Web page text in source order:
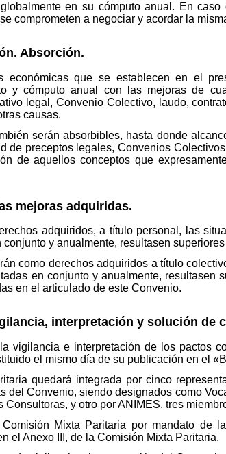
en su cómputo anual. En
comprometen a negociar y acordar la
Absorción.
económicas que se establecen en el
y cómputo anual con las mejoras de
legal, Convenio Colectivo, laudo,
causas.
serán absorbibles, hasta donde
de preceptos legales, Convenios
de aquellos conceptos que
mejoras adquiridas.
adquiridos, a título personal, las
y anualmente, resultasen
como derechos adquiridos a título
en conjunto y anualmente, resultasen
en el articulado de este Convenio.
interpretación y solución de
vigilancia e interpretación de los pactos
el mismo día de su publicación en el
quedará integrada por cinco
del Convenio, siendo designados como
y otro por ANIMES, tres
Mixta Paritaria por mandato de
el Anexo III, de la Comisión Mixta Paritaria.